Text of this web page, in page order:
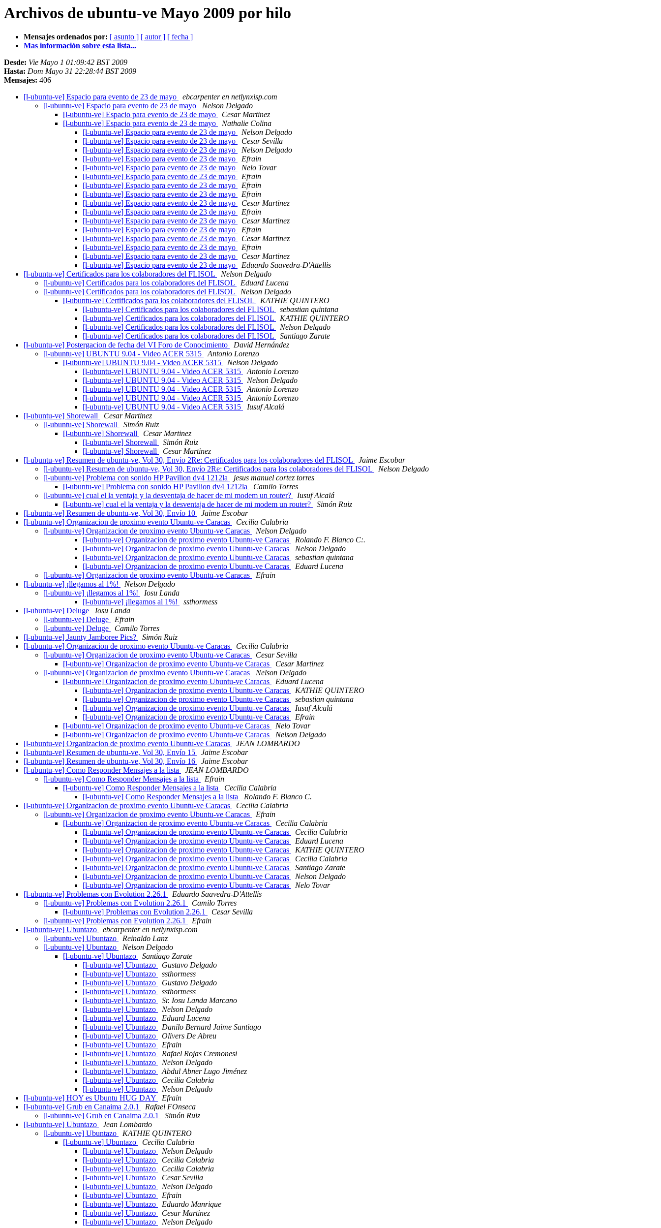
Archivos de ubuntu-ve Mayo 2009 por hilo
Mensajes ordenados por: [ asunto ] [ autor ] [ fecha ]
Mas información sobre esta lista...
Desde: Vie Mayo 1 01:09:42 BST 2009
Hasta: Dom Mayo 31 22:28:44 BST 2009
Mensajes: 406
[l-ubuntu-ve] Espacio para evento de 23 de mayo
ebcarpenter en netlynxisp.com
[l-ubuntu-ve] Espacio para evento de 23 de mayo
Nelson Delgado
[l-ubuntu-ve] Espacio para evento de 23 de mayo
Cesar Martinez
[l-ubuntu-ve] Espacio para evento de 23 de mayo
Nathalie Colina
[l-ubuntu-ve] Espacio para evento de 23 de mayo
Nelson Delgado
[l-ubuntu-ve] Espacio para evento de 23 de mayo
Cesar Sevilla
[l-ubuntu-ve] Espacio para evento de 23 de mayo
Nelson Delgado
[l-ubuntu-ve] Espacio para evento de 23 de mayo
Efrain
[l-ubuntu-ve] Espacio para evento de 23 de mayo
Nelo Tovar
[l-ubuntu-ve] Espacio para evento de 23 de mayo
Efrain
[l-ubuntu-ve] Espacio para evento de 23 de mayo
Efrain
[l-ubuntu-ve] Espacio para evento de 23 de mayo
Efrain
[l-ubuntu-ve] Espacio para evento de 23 de mayo
Cesar Martinez
[l-ubuntu-ve] Espacio para evento de 23 de mayo
Efrain
[l-ubuntu-ve] Espacio para evento de 23 de mayo
Cesar Martinez
[l-ubuntu-ve] Espacio para evento de 23 de mayo
Efrain
[l-ubuntu-ve] Espacio para evento de 23 de mayo
Cesar Martinez
[l-ubuntu-ve] Espacio para evento de 23 de mayo
Efrain
[l-ubuntu-ve] Espacio para evento de 23 de mayo
Cesar Martinez
[l-ubuntu-ve] Espacio para evento de 23 de mayo
Eduardo Saavedra-D'Attellis
[l-ubuntu-ve] Certificados para los colaboradores del FLISOL
Nelson Delgado
[l-ubuntu-ve] Certificados para los colaboradores del FLISOL
Eduard Lucena
[l-ubuntu-ve] Certificados para los colaboradores del FLISOL
Nelson Delgado
[l-ubuntu-ve] Certificados para los colaboradores del FLISOL
KATHIE QUINTERO
[l-ubuntu-ve] Certificados para los colaboradores del FLISOL
sebastian quintana
[l-ubuntu-ve] Certificados para los colaboradores del FLISOL
KATHIE QUINTERO
[l-ubuntu-ve] Certificados para los colaboradores del FLISOL
Nelson Delgado
[l-ubuntu-ve] Certificados para los colaboradores del FLISOL
Santiago Zarate
[l-ubuntu-ve] Postergacion de fecha del VI Foro de Conocimiento
David Hernández
[l-ubuntu-ve] UBUNTU 9.04 - Video ACER 5315
Antonio Lorenzo
[l-ubuntu-ve] UBUNTU 9.04 - Video ACER 5315
Nelson Delgado
[l-ubuntu-ve] UBUNTU 9.04 - Video ACER 5315
Antonio Lorenzo
[l-ubuntu-ve] UBUNTU 9.04 - Video ACER 5315
Nelson Delgado
[l-ubuntu-ve] UBUNTU 9.04 - Video ACER 5315
Antonio Lorenzo
[l-ubuntu-ve] UBUNTU 9.04 - Video ACER 5315
Antonio Lorenzo
[l-ubuntu-ve] UBUNTU 9.04 - Video ACER 5315
Iusuf Alcalá
[l-ubuntu-ve] Shorewall
Cesar Martinez
[l-ubuntu-ve] Shorewall
Simón Ruiz
[l-ubuntu-ve] Shorewall
Cesar Martinez
[l-ubuntu-ve] Shorewall
Simón Ruiz
[l-ubuntu-ve] Shorewall
Cesar Martinez
[l-ubuntu-ve] Resumen de ubuntu-ve, Vol 30, Envío 2Re: Certificados para los colaboradores del FLISOL
Jaime Escobar
[l-ubuntu-ve] Resumen de ubuntu-ve, Vol 30, Envío 2Re: Certificados para los colaboradores del FLISOL
Nelson Delgado
[l-ubuntu-ve] Problema con sonido HP Pavilion dv4 1212la
jesus manuel cortez torres
[l-ubuntu-ve] Problema con sonido HP Pavilion dv4 1212la
Camilo Torres
[l-ubuntu-ve] cual el la ventaja y la desventaja de hacer de mi modem un router?
Iusuf Alcalá
[l-ubuntu-ve] cual el la ventaja y la desventaja de hacer de mi modem un router?
Simón Ruiz
[l-ubuntu-ve] Resumen de ubuntu-ve, Vol 30, Envío 10
Jaime Escobar
[l-ubuntu-ve] Organizacion de proximo evento Ubuntu-ve Caracas
Cecilia Calabria
[l-ubuntu-ve] Organizacion de proximo evento Ubuntu-ve Caracas
Nelson Delgado
[l-ubuntu-ve] Organizacion de proximo evento Ubuntu-ve Caracas
Rolando F. Blanco C:.
[l-ubuntu-ve] Organizacion de proximo evento Ubuntu-ve Caracas
Nelson Delgado
[l-ubuntu-ve] Organizacion de proximo evento Ubuntu-ve Caracas
sebastian quintana
[l-ubuntu-ve] Organizacion de proximo evento Ubuntu-ve Caracas
Eduard Lucena
[l-ubuntu-ve] Organizacion de proximo evento Ubuntu-ve Caracas
Efrain
[l-ubuntu-ve] ¡llegamos al 1%!
Nelson Delgado
[l-ubuntu-ve] ¡llegamos al 1%!
Iosu Landa
[l-ubuntu-ve] ¡llegamos al 1%!
ssthormess
[l-ubuntu-ve] Deluge
Iosu Landa
[l-ubuntu-ve] Deluge
Efrain
[l-ubuntu-ve] Deluge
Camilo Torres
[l-ubuntu-ve] Jaunty Jamboree Pics?
Simón Ruiz
[l-ubuntu-ve] Organizacion de proximo evento Ubuntu-ve Caracas
Cecilia Calabria
[l-ubuntu-ve] Organizacion de proximo evento Ubuntu-ve Caracas
Cesar Sevilla
[l-ubuntu-ve] Organizacion de proximo evento Ubuntu-ve Caracas
Cesar Martinez
[l-ubuntu-ve] Organizacion de proximo evento Ubuntu-ve Caracas
Nelson Delgado
[l-ubuntu-ve] Organizacion de proximo evento Ubuntu-ve Caracas
Eduard Lucena
[l-ubuntu-ve] Organizacion de proximo evento Ubuntu-ve Caracas
KATHIE QUINTERO
[l-ubuntu-ve] Organizacion de proximo evento Ubuntu-ve Caracas
sebastian quintana
[l-ubuntu-ve] Organizacion de proximo evento Ubuntu-ve Caracas
Iusuf Alcalá
[l-ubuntu-ve] Organizacion de proximo evento Ubuntu-ve Caracas
Efrain
[l-ubuntu-ve] Organizacion de proximo evento Ubuntu-ve Caracas
Nelo Tovar
[l-ubuntu-ve] Organizacion de proximo evento Ubuntu-ve Caracas
Nelson Delgado
[l-ubuntu-ve] Organizacion de proximo evento Ubuntu-ve Caracas
JEAN LOMBARDO
[l-ubuntu-ve] Resumen de ubuntu-ve, Vol 30, Envío 15
Jaime Escobar
[l-ubuntu-ve] Resumen de ubuntu-ve, Vol 30, Envío 16
Jaime Escobar
[l-ubuntu-ve] Como Responder Mensajes a la lista
JEAN LOMBARDO
[l-ubuntu-ve] Como Responder Mensajes a la lista
Efrain
[l-ubuntu-ve] Como Responder Mensajes a la lista
Cecilia Calabria
[l-ubuntu-ve] Como Responder Mensajes a la lista
Rolando F. Blanco C.
[l-ubuntu-ve] Organizacion de proximo evento Ubuntu-ve Caracas
Cecilia Calabria
[l-ubuntu-ve] Organizacion de proximo evento Ubuntu-ve Caracas
Efrain
[l-ubuntu-ve] Organizacion de proximo evento Ubuntu-ve Caracas
Cecilia Calabria
[l-ubuntu-ve] Organizacion de proximo evento Ubuntu-ve Caracas
Cecilia Calabria
[l-ubuntu-ve] Organizacion de proximo evento Ubuntu-ve Caracas
Eduard Lucena
[l-ubuntu-ve] Organizacion de proximo evento Ubuntu-ve Caracas
KATHIE QUINTERO
[l-ubuntu-ve] Organizacion de proximo evento Ubuntu-ve Caracas
Cecilia Calabria
[l-ubuntu-ve] Organizacion de proximo evento Ubuntu-ve Caracas
Santiago Zarate
[l-ubuntu-ve] Organizacion de proximo evento Ubuntu-ve Caracas
Nelson Delgado
[l-ubuntu-ve] Organizacion de proximo evento Ubuntu-ve Caracas
Nelo Tovar
[l-ubuntu-ve] Problemas con Evolution 2.26.1
Eduardo Saavedra-D'Attellis
[l-ubuntu-ve] Problemas con Evolution 2.26.1
Camilo Torres
[l-ubuntu-ve] Problemas con Evolution 2.26.1
Cesar Sevilla
[l-ubuntu-ve] Problemas con Evolution 2.26.1
Efrain
[l-ubuntu-ve] Ubuntazo
ebcarpenter en netlynxisp.com
[l-ubuntu-ve] Ubuntazo
Reinaldo Lanz
[l-ubuntu-ve] Ubuntazo
Nelson Delgado
[l-ubuntu-ve] Ubuntazo
Santiago Zarate
[l-ubuntu-ve] Ubuntazo
Gustavo Delgado
[l-ubuntu-ve] Ubuntazo
ssthormess
[l-ubuntu-ve] Ubuntazo
Gustavo Delgado
[l-ubuntu-ve] Ubuntazo
ssthormess
[l-ubuntu-ve] Ubuntazo
Sr. Iosu Landa Marcano
[l-ubuntu-ve] Ubuntazo
Nelson Delgado
[l-ubuntu-ve] Ubuntazo
Eduard Lucena
[l-ubuntu-ve] Ubuntazo
Danilo Bernard Jaime Santiago
[l-ubuntu-ve] Ubuntazo
Olivers De Abreu
[l-ubuntu-ve] Ubuntazo
Efrain
[l-ubuntu-ve] Ubuntazo
Rafael Rojas Cremonesi
[l-ubuntu-ve] Ubuntazo
Nelson Delgado
[l-ubuntu-ve] Ubuntazo
Abdul Abner Lugo Jiménez
[l-ubuntu-ve] Ubuntazo
Cecilia Calabria
[l-ubuntu-ve] Ubuntazo
Nelson Delgado
[l-ubuntu-ve] HOY es Ubuntu HUG DAY
Efrain
[l-ubuntu-ve] Grub en Canaima 2.0.1
Rafael FOnseca
[l-ubuntu-ve] Grub en Canaima 2.0.1
Simón Ruiz
[l-ubuntu-ve] Ubuntazo
Jean Lombardo
[l-ubuntu-ve] Ubuntazo
KATHIE QUINTERO
[l-ubuntu-ve] Ubuntazo
Cecilia Calabria
[l-ubuntu-ve] Ubuntazo
Nelson Delgado
[l-ubuntu-ve] Ubuntazo
Cecilia Calabria
[l-ubuntu-ve] Ubuntazo
Cecilia Calabria
[l-ubuntu-ve] Ubuntazo
Cesar Sevilla
[l-ubuntu-ve] Ubuntazo
Nelson Delgado
[l-ubuntu-ve] Ubuntazo
Efrain
[l-ubuntu-ve] Ubuntazo
Eduardo Manrique
[l-ubuntu-ve] Ubuntazo
Cesar Martinez
[l-ubuntu-ve] Ubuntazo
Nelson Delgado